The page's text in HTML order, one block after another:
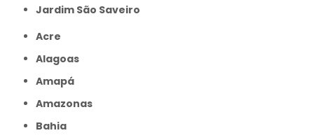
jardim São Saveiro
Acre
Alagoas
Amapá
Amazonas
Bahia